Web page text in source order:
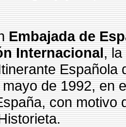
Embajada de
Internacional,
Española
de 1992, en
con motivo